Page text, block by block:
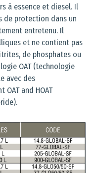
à essence et diesel. Il
de protection dans un
entretenu. Il
et ne contient pas
de phosphates ou
OAT (technologie
avec des
and HOAT
.